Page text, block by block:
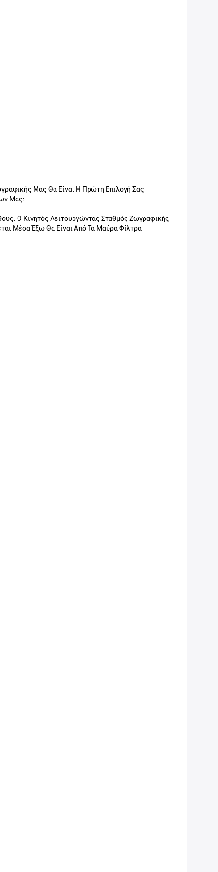
Μας Θα Είναι Η Πρώτη Επιλογή Σας.
Μας:
Ο Κινητός Λειτουργώντας Σταθμός Ζωγραφικής
Μέσα Έξω Θα Είναι Από Τα Μαύρα Φίλτρα